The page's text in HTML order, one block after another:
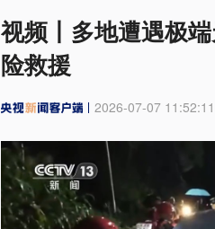
视频丨多地遭遇极
险救援
2026-07-07 11:52:11